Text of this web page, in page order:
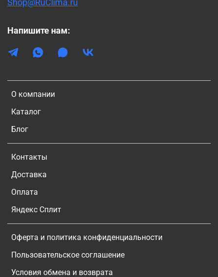
О компании
Каталог
Блог
Контакты
Доставка
Оплата
Яндекс Сплит
Оферта и политика конфиденциальности
Пользовательское соглашение
Условия обмена и возврата
Shop@RuClima.ru
Напишите нам: